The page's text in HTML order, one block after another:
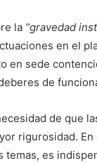
la “gravedad
en el
en sede
de
de que
rigurosidad.
temas, es